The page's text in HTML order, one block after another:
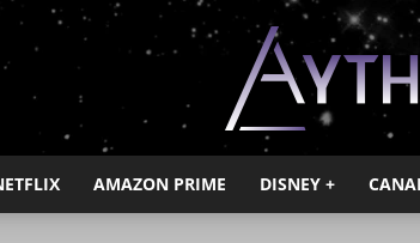
Ayther
AMAZON PRIME DISNEY +